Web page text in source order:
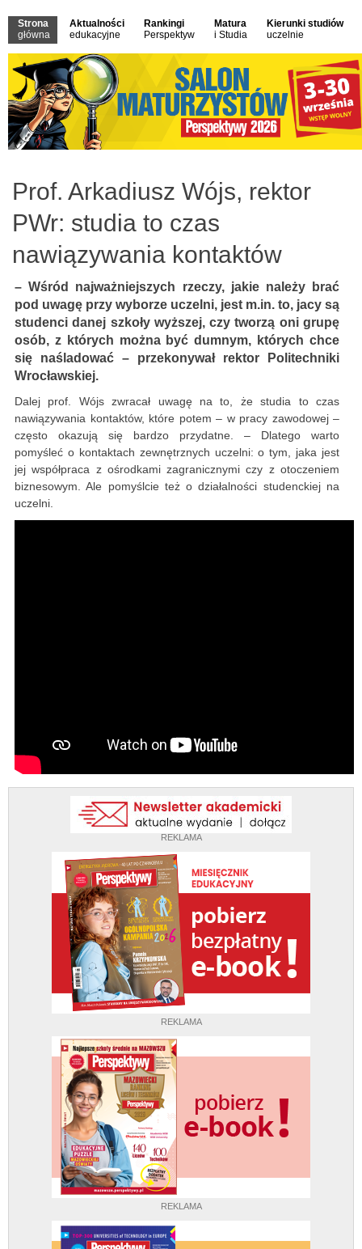
Strona
główna
Aktualności
edukacyjne
Rankingi
Perspektyw
Matura
i Studia
Kierunki studiów
uczelnie
REKLAMA
REKLAMA
REKLAMA
Prof. Arkadiusz Wójs, rektor
PWr: studia to czas
nawiązywania kontaktów
– Wśród najważniejszych rzeczy, jakie należy brać
pod uwagę przy wyborze uczelni, jest m.in. to, jacy są
studenci danej szkoły wyższej, czy tworzą oni grupę
osób, z których można być dumnym, których chce
się naśladować – przekonywał rektor Politechniki
Wrocławskiej.
Dalej prof. Wójs zwracał uwagę na to, że studia to czas
nawiązywania kontaktów, które potem – w pracy zawodowej –
często okazują się bardzo przydatne. – Dlatego warto
pomyśleć o kontaktach zewnętrznych uczelni: o tym, jaka jest
jej współpraca z ośrodkami zagranicznymi czy z otoczeniem
biznesowym. Ale pomyślcie też o działalności studenckiej na
uczelni.